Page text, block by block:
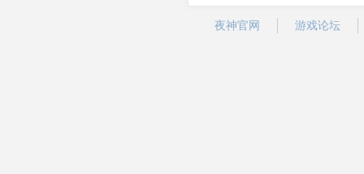
夜神官网 游戏论坛